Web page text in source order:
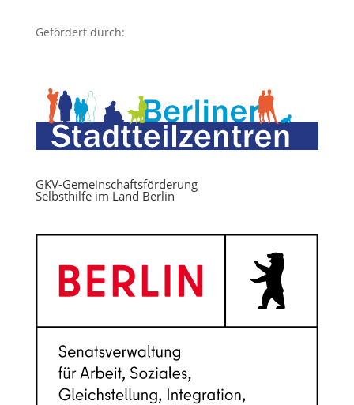
Gefördert durch:
GKV-Gemeinschaftsförderung
Selbsthilfe im Land Berlin